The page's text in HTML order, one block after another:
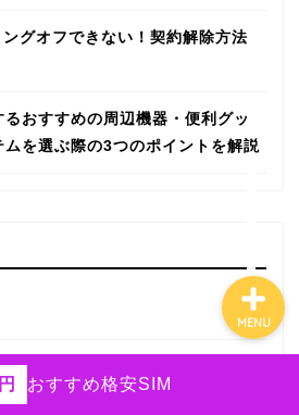
グオフできない！契約解除方法
るおすすめの周辺機器・便利グッ
ムを選ぶ際の3つのポイントを解説
おすすめ格安SIM
MENU
Android